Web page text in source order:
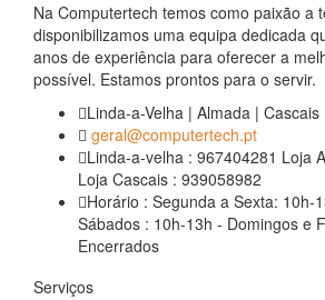
Na Computertech temos como paixão a
disponibilizamos uma equipa dedicada
anos de experiência para oferecer a
possível. Estamos prontos para o servir.
Linda-a-Velha | Almada | Cascais
geral@computertech.pt
Linda-a-velha : 967404281 Loja
Loja Cascais : 939058982
Horário : Segunda a Sexta: 10h-
Sábados : 10h-13h - Domingos e
Encerrados
Serviços